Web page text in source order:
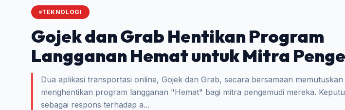
TEKNOLOGI
Gojek dan Grab Hentikan Program
Langganan Hemat untuk Mitra
Dua aplikasi transportasi online, Gojek dan Grab, secara bersamaan
menghentikan program langganan "Hemat" bagi mitra pengemudi mereka.
sebagai respons terhadap a...